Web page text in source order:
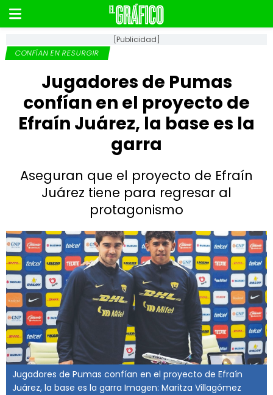
[Publicidad]
CONFÍAN EN RESURGIR
Jugadores de Pumas
confían en el proyecto de
Efraín Juárez, la base es la
garra
Aseguran que el proyecto de Efraín
Juárez tiene para regresar al
protagonismo
Jugadores de Pumas confían en el proyecto de Efraín
Juárez, la base es la garra Imagen: Maritza Villagómez